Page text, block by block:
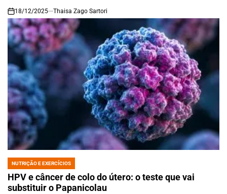
on
18/12/2025 Thaisa Zago Sartori
POSTED
IN
NUTRIÇÃO E EXERCÍCIOS
HPV e câncer de colo do útero: o teste que vai
substituir o Papanicolau